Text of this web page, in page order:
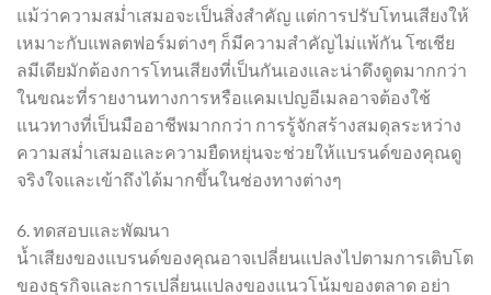
แม้ว่าความสม่ำเสมอจะเป็นสิ่งสำคัญ แต่การปรับโทนเสียงให้
เหมาะกับแพลตฟอร์มต่างๆ ก็มีความสำคัญไม่แพ้กัน โซเชีย
ลมีเดียมักต้องการโทนเสียงที่เป็นกันเองและน่าดึงดูดมากกว่า
ในขณะที่รายงานทางการหรือแคมเปญอีเมลอาจต้องใช้
แนวทางที่เป็นมืออาชีพมากกว่า การรู้จักสร้างสมดุลระหว่าง
ความสม่ำเสมอและความยืดหยุ่นจะช่วยให้แบรนด์ของคุณดู
จริงใจและเข้าถึงได้มากขึ้นในช่องทางต่างๆ
6. ทดสอบและพัฒนา
น้ำเสียงของแบรนด์ของคุณอาจเปลี่ยนแปลงไปตามการเติบโต
ของธุรกิจและการเปลี่ยนแปลงของแนวโน้มของตลาด อย่า